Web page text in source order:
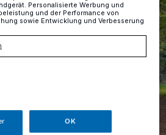
Personalisierte Werbung und
und der Performance von
sowie Entwicklung und Verbesserung
OK